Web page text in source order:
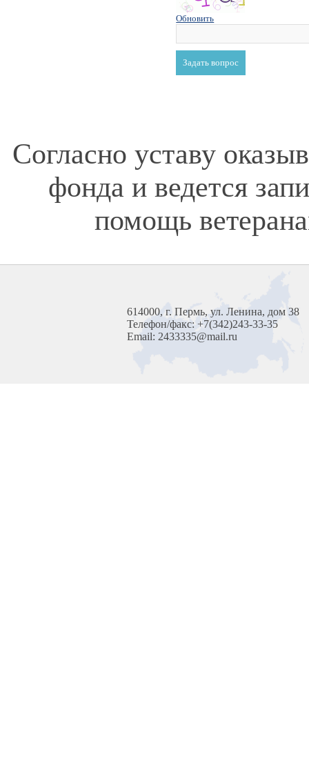
Обновить
Согласно уставу
фонда и ведется
помощь
614000, г. Пермь, ул. Ленина, дом 38
Телефон/факс: +7(342)243-33-35
Email: 2433335@mail.ru